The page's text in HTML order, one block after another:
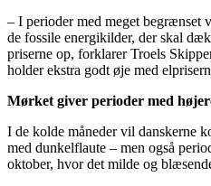
– I perioder med meget begrænset
de fossile energikilder, der skal
priserne op, forklarer Troels
holder ekstra godt øje med
Mørket giver perioder med
I de kolde måneder vil danskerne
med dunkelflaute – men også
oktober, hvor det milde og